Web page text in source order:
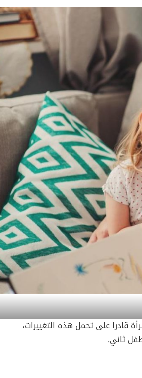
قادرا على تحمل هذه التغييرات،
ثاني.